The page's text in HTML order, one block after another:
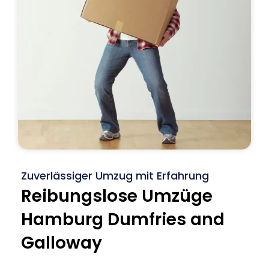
Zuverlässiger Umzug mit Erfahrung
Reibungslose Umzüge
Hamburg Dumfries and
Galloway